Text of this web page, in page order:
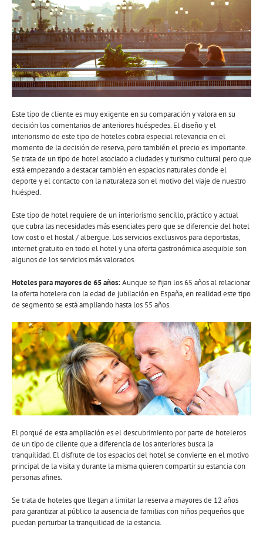
Este tipo de cliente es muy exigente en su comparación y valora en su
decisión los comentarios de anteriores huéspedes. El diseño y el
interiorismo de este tipo de hoteles cobra especial relevancia en el
momento de la decisión de reserva, pero también el precio es importante.
Se trata de un tipo de hotel asociado a ciudades y turismo cultural pero que
está empezando a destacar también en espacios naturales donde el
deporte y el contacto con la naturaleza son el motivo del viaje de nuestro
huésped.
Este tipo de hotel requiere de un interiorismo sencillo, práctico y actual
que cubra las necesidades más esenciales pero que se diferencie del hotel
low cost o el hostal / albergue. Los servicios exclusivos para deportistas,
internet gratuito en todo el hotel y una oferta gastronómica asequible son
algunos de los servicios más valorados.
Hoteles para mayores de 65 años:Aunque se fijan los 65 años al relacionar
la oferta hotelera con la edad de jubilación en España, en realidad este tipo
de segmento se está ampliando hasta los 55 años.
El porqué de esta ampliación es el descubrimiento por parte de hoteleros
de un tipo de cliente que a diferencia de los anteriores busca la
tranquilidad. El disfrute de los espacios del hotel se convierte en el motivo
principal de la visita y durante la misma quieren compartir su estancia con
personas afines.
Se trata de hoteles que llegan a limitar la reserva a mayores de 12 años
para garantizar al público la ausencia de familias con niños pequeños que
puedan perturbar la tranquilidad de la estancia.